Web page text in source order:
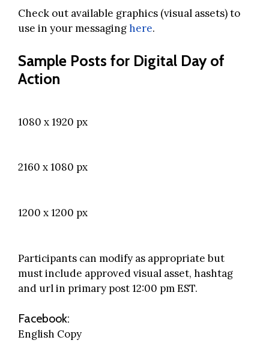
Check out available graphics (visual assets) to
use in your messaginghere.
Sample Posts for Digital Day of
Action
1080 x 1920 px
2160 x 1080 px
1200 x 1200 px
Participants can modify as appropriate but
must include approved visual asset, hashtag
and url in primary post 12:00 pm EST.
Facebook:
English Copy